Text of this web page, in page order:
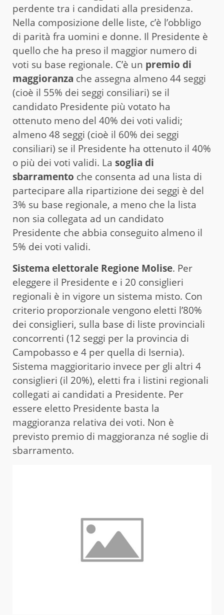
perdente tra i candidati alla presidenza.
Nella composizione delle liste, c’è l’obbligo
di parità fra uomini e donne. Il Presidente è
quello che ha preso il maggior numero di
voti su base regionale. C’è un premio di
maggioranza che assegna almeno 44 seggi
(cioè il 55% dei seggi consiliari) se il
candidato Presidente più votato ha
ottenuto meno del 40% dei voti validi;
almeno 48 seggi (cioè il 60% dei seggi
consiliari) se il Presidente ha ottenuto il 40%
o più dei voti validi. La soglia di
sbarramento che consenta ad una lista di
partecipare alla ripartizione dei seggi è del
3% su base regionale, a meno che la lista
non sia collegata ad un candidato
Presidente che abbia conseguito almeno il
5% dei voti validi.
Sistema elettorale Regione Molise. Per
eleggere il Presidente e i 20 consiglieri
regionali è in vigore un sistema misto. Con
criterio proporzionale vengono eletti l’80%
dei consiglieri, sulla base di liste provinciali
concorrenti (12 seggi per la provincia di
Campobasso e 4 per quella di Isernia).
Sistema maggioritario invece per gli altri 4
consiglieri (il 20%), eletti fra i listini regionali
collegati ai candidati a Presidente. Per
essere eletto Presidente basta la
maggioranza relativa dei voti. Non è
previsto premio di maggioranza né soglie di
sbarramento.